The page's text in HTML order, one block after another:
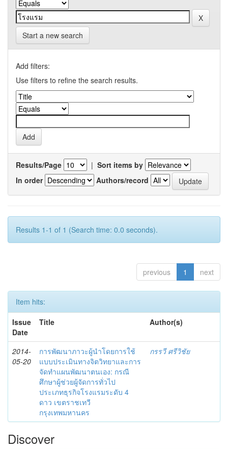
Start a new search
Add filters:
Use filters to refine the search results.
Results/Page | Sort items by
In order
Authors/record
Results 1-1 of 1 (Search time: 0.0 seconds).
previous 1 next
Item hits:
Issue
Date
Title Author(s)
2014-
05-20
การพัฒนาภาวะผู้นำโดยการใช้
แบบประเมินทางจิตวิทยาและการ
จัดทำแผนพัฒนาตนเอง: กรณี
ศึกษาผู้ช่วยผู้จัดการทั่วไป
ประเภทธุรกิจโรงแรมระดับ 4
ดาว เขตราชเทวี
กรุงเทพมหานคร
กรรวี ศรีวิชัย
Discover